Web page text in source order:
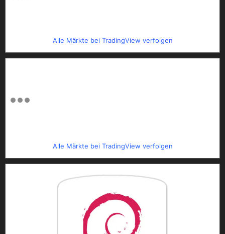
Alle Märkte bei TradingView verfolgen
Alle Märkte bei TradingView verfolgen